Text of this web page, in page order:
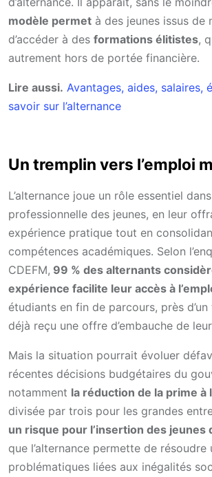
modèle permet à des jeunes issus de
d’accéder à des formations élitistes,
autrement hors de portée financière.
Lire aussi. Avantages, aides, salaires,
savoir sur l’alternance
Un tremplin vers l’emploi
L’alternance joue un rôle essentiel
professionnelle des jeunes, en leur
expérience pratique tout en
compétences académiques. Selon
CDEFM, 99 % des alternants
expérience facilite leur accès à
étudiants en fin de parcours, près
déjà reçu une offre d’embauche de
Mais la situation pourrait évoluer
récentes décisions budgétaires du
notamment la réduction de la prime à
divisée par trois pour les grandes
un risque pour l’insertion des jeunes
que l’alternance permette de
problématiques liées aux inégalités